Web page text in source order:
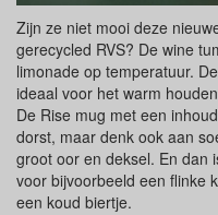
Zijn ze niet mooi deze
gerecycled RVS? De wine
limonade op temperatuur.
ideaal voor het warm
De Rise mug met een
dorst, maar denk ook aan
groot oor en deksel. En dan
voor bijvoorbeeld een flinke
een koud biertje.